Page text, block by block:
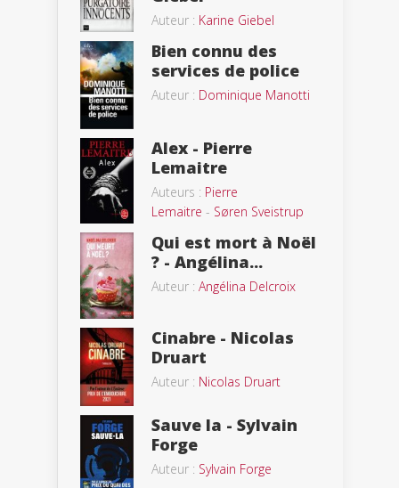
Auteur : Karine Giebel
Bien connu des
services de police
Auteur : Dominique Manotti
Alex - Pierre
Lemaitre
Auteurs : Pierre
Lemaitre - Søren Sveistrup
Qui est mort à Noël
? - Angélina...
Auteur : Angélina Delcroix
Cinabre - Nicolas
Druart
Auteur : Nicolas Druart
Sauve la - Sylvain
Forge
Auteur : Sylvain Forge